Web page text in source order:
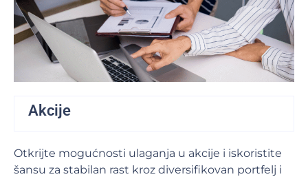
Akcije
Otkrijte mogućnosti ulaganja u akcije i iskoristite
šansu za stabilan rast kroz diversifikovan portfelj i